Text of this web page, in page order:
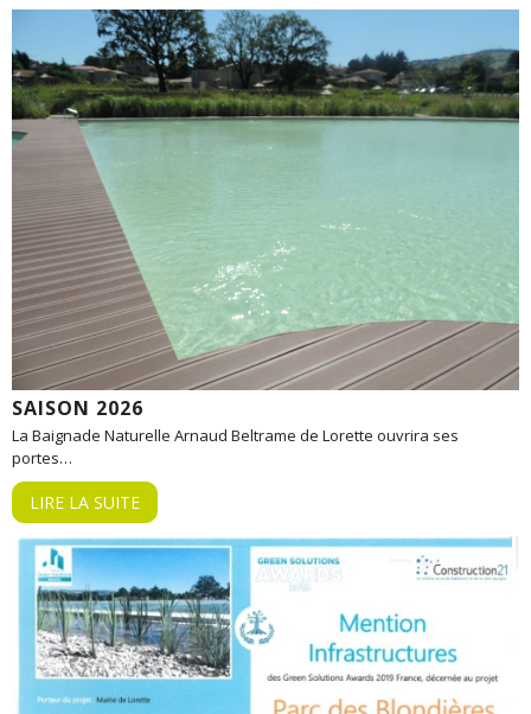
SAISON 2026
La Baignade Naturelle Arnaud Beltrame de Lorette ouvrira ses
portes…
LIRE LA SUITE